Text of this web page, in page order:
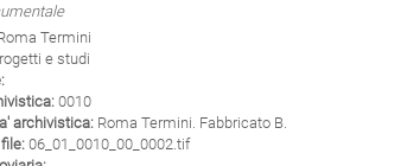
Termini
e studi
0010
archivistica:Roma Termini. Fabbricato B.
06_01_0010_00_0002.tif